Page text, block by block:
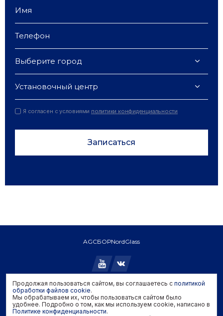
Выберите город
Установочный центр
Я согласен с условиями политики конфиденциальности
Записаться
AGCБОРNordGlass
Copyright © 2026 AGC. All rights reserved.
Политика конфиденциальности
Политика обработки файлов cookie
Продолжая пользоваться сайтом, вы соглашаетесь с политикой
обработки файлов cookie.
Мы обрабатываем их, чтобы пользоваться сайтом было
удобнее. Подробно о том, как мы используем cookie, написано в
Политике конфиденциальности.